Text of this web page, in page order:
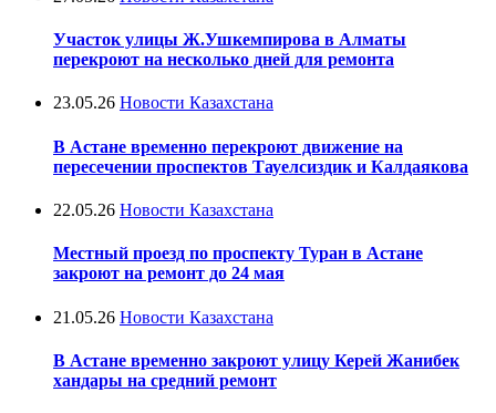
Участок улицы Ж.Ушкемпирова в Алматы
перекроют на несколько дней для ремонта
23.05.26 Новости Казахстана
В Астане временно перекроют движение на
пересечении проспектов Тауелсиздик и Калдаякова
22.05.26 Новости Казахстана
Местный проезд по проспекту Туран в Астане
закроют на ремонт до 24 мая
21.05.26 Новости Казахстана
В Астане временно закроют улицу Керей Жанибек
хандары на средний ремонт